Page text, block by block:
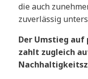
die auch
zuverlässig
Der Umstieg auf
zahlt zugleich